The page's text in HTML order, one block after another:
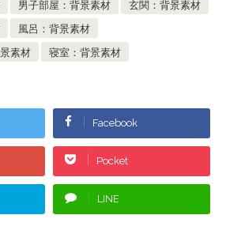
男子部屋：背景素材
玄関：背景素材
風呂：背景素材
素材
寝室：背景素材
Facebook
Pocket
LINE